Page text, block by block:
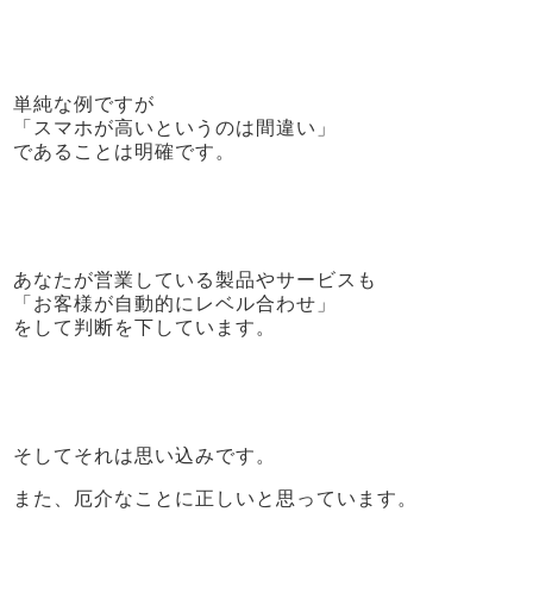
単純な例ですが
「スマホが高いというのは間違い」
であることは明確です。
あなたが営業している製品やサービスも
「お客様が自動的にレベル合わせ」
をして判断を下しています。
そしてそれは思い込みです。
また、厄介なことに正しいと思っています。